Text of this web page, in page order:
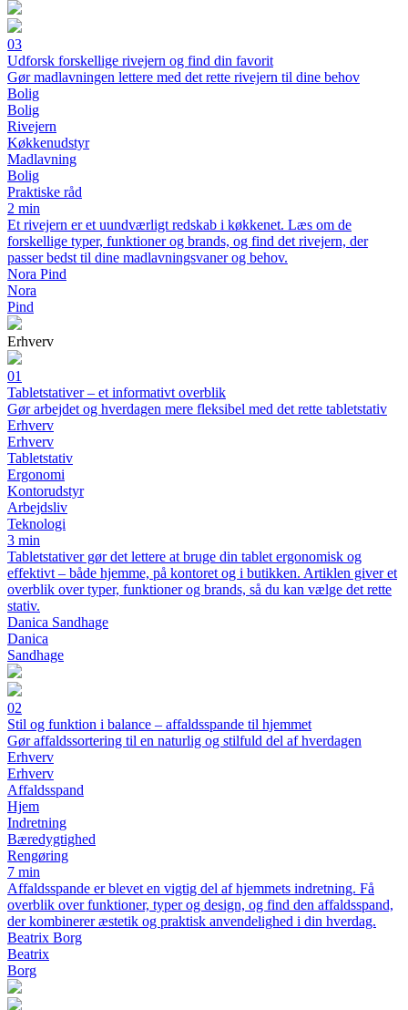
03
Udforsk forskellige rivejern og find din favorit
Gør madlavningen lettere med det rette rivejern til dine behov
Bolig
Bolig
Rivejern
Køkkenudstyr
Madlavning
Bolig
Praktiske råd
2 min
Et rivejern er et uundværligt redskab i køkkenet. Læs om de
forskellige typer, funktioner og brands, og find det rivejern, der
passer bedst til dine madlavningsvaner og behov.
Nora Pind
Nora
Pind
Erhverv
01
Tabletstativer – et informativt overblik
Gør arbejdet og hverdagen mere fleksibel med det rette tabletstativ
Erhverv
Erhverv
Tabletstativ
Ergonomi
Kontorudstyr
Arbejdsliv
Teknologi
3 min
Tabletstativer gør det lettere at bruge din tablet ergonomisk og
effektivt – både hjemme, på kontoret og i butikken. Artiklen giver et
overblik over typer, funktioner og brands, så du kan vælge det rette
stativ.
Danica Sandhage
Danica
Sandhage
02
Stil og funktion i balance – affaldsspande til hjemmet
Gør affaldssortering til en naturlig og stilfuld del af hverdagen
Erhverv
Erhverv
Affaldsspand
Hjem
Indretning
Bæredygtighed
Rengøring
7 min
Affaldsspande er blevet en vigtig del af hjemmets indretning. Få
overblik over funktioner, typer og design, og find den affaldsspand,
der kombinerer æstetik og praktisk anvendelighed i din hverdag.
Beatrix Borg
Beatrix
Borg